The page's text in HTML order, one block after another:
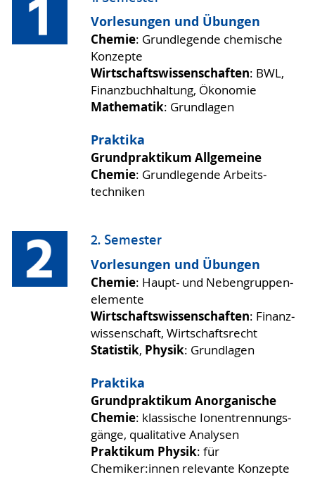
Vorlesungen und Übungen
Chemie: Grund­legende chemische
Konzepte
Wirtschafts­wissen­schaften: BWL,
Finanz­buch­haltung, Ökonomie
Mathematik: Grundlagen
Praktika
Grundpraktikum Allgemeine
Chemie: Grund­legende Arbeits­
techniken
2. Semester
Vorlesungen und Übungen
Chemie: Haupt- und Neben­gruppen­
elemente
Wirtschaftswissenschaften: Finanz­
wissenschaft, Wirt­schafts­recht
Statistik, Physik: Grundlagen
Praktika
Grund­praktikum Anorga­nische
Chemie: klassische Ionen­trennungs­
gänge, quali­ta­tive Analysen
Praktikum Physik: für
Chemiker:innen relevante Konzepte